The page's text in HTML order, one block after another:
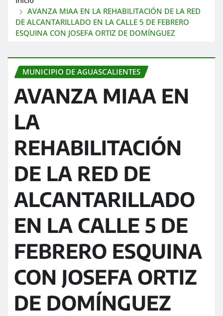
AVANZA MIAA EN LA REHABILITACIÓN DE LA RED
DE ALCANTARILLADO EN LA CALLE 5 DE FEBRERO
ESQUINA CON JOSEFA ORTIZ DE DOMÍNGUEZ
MUNICIPIO DE AGUASCALIENTES
AVANZA MIAA EN
LA
REHABILITACIÓN
DE LA RED DE
ALCANTARILLADO
EN LA CALLE 5 DE
FEBRERO ESQUINA
CON JOSEFA ORTIZ
DE DOMÍNGUEZ